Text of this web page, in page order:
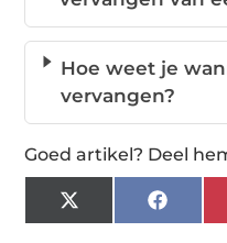
Hoe weet je
vervangen?
Goed artikel? Deel
X
(Twitter)